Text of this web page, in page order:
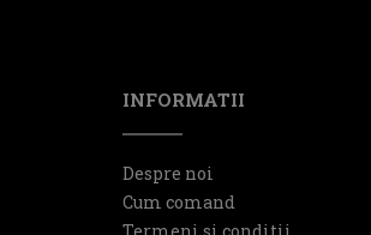
INFORMATII
Despre noi
Cum comand